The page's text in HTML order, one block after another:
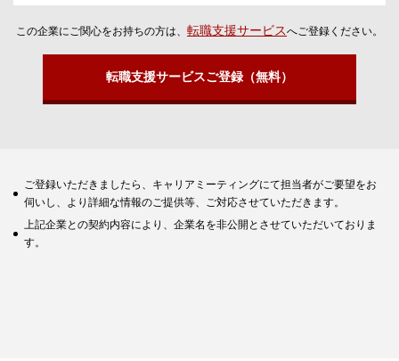
この企業にご関心をお持ちの方は、 転職支援サービスへご登録ください。
転職支援サービスご登録（無料）
ご登録いただきましたら、キャリアミーティングにて担当者がご要望をお
伺いし、より詳細な情報のご提供等、ご対応させていただきます。
上記企業との契約内容により、企業名を非公開とさせていただいておりま
す。